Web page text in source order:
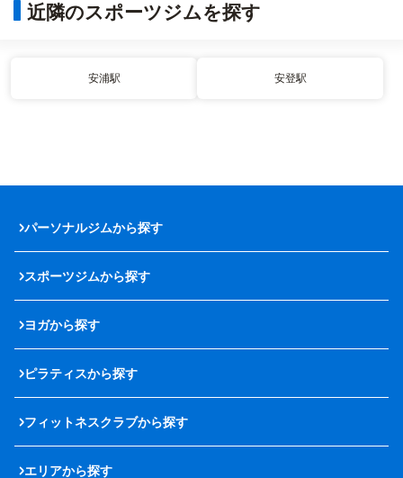
近隣のスポーツジムを探す
安浦駅 安登駅
パーソナルジムから探す
スポーツジムから探す
ヨガから探す
ピラティスから探す
フィットネスクラブから探す
エリアから探す